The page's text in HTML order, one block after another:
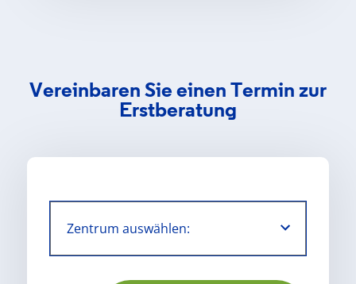
Vereinbaren Sie einen Termin zur
Erstberatung